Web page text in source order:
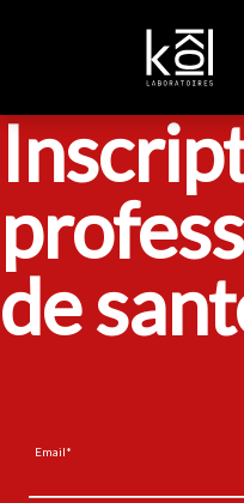
de
Email*